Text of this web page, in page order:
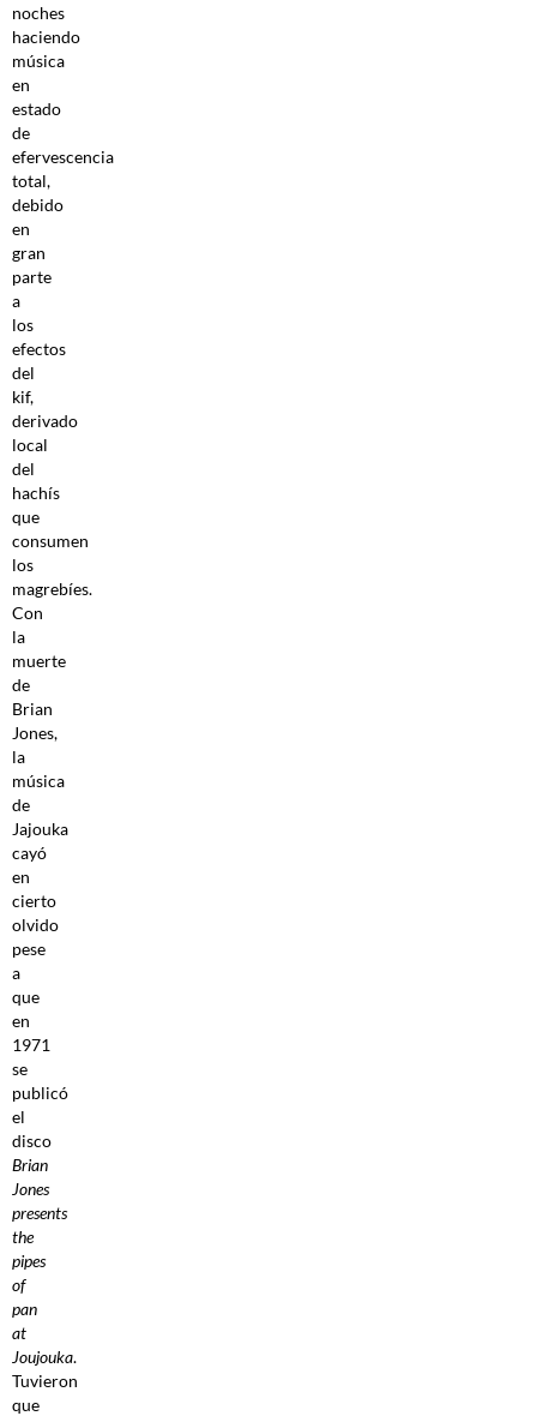
noches
haciendo
música
en
estado
de
efervescencia
total,
debido
en
gran
parte
a
los
efectos
del
kif,
derivado
local
del
hachís
que
consumen
los
magrebíes.
Con
la
muerte
de
Brian
Jones,
la
música
de
Jajouka
cayó
en
cierto
olvido
pese
a
que
en
1971
se
publicó
el
disco
Brian
Jones
presents
the
pipes
of
pan
at
Joujouka.
Tuvieron
que